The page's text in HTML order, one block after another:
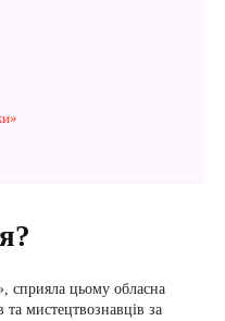
сприяла цьому обласна
мистецтвознавців за